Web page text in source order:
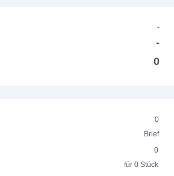
-
-
0
0
Brief
0
für 0 Stück